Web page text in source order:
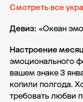
Смотреть все
Девиз: «Океан
Настроение
эмоционального
вашем знаке 3
копили полгода.
требовать любви